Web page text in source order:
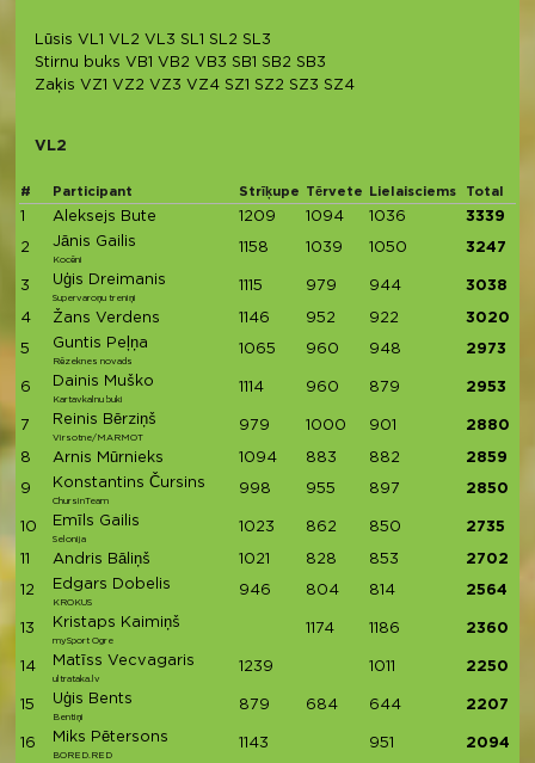
Lūsis VL1 VL2 VL3 SL1 SL2 SL3
Stirnu buks VB1 VB2 VB3 SB1 SB2 SB3
Zaķis VZ1 VZ2 VZ3 VZ4 SZ1 SZ2 SZ3 SZ4
VL2
# Participant Strīķupe Tērvete Lielaisciems Total
1 Aleksejs Bute 1209 1094 1036 3339
2 Jānis Gailis
Kocēni
1158 1039 1050 3247
3 Uģis Dreimanis
Supervaroņu treniņi
1115 979 944 3038
4 Žans Verdens 1146 952 922 3020
5 Guntis Peļņa
Rēzeknes novads
1065 960 948 2973
6 Dainis Muško
Kartavkalnu buki
1114 960 879 2953
7 Reinis Bērziņš
Virsotne/MARMOT
979 1000 901 2880
8 Arnis Mūrnieks 1094 883 882 2859
9 Konstantins Čursins
ChursinTeam
998 955 897 2850
10 Emīls Gailis
Selonija
1023 862 850 2735
11 Andris Bāliņš 1021 828 853 2702
12 Edgars Dobelis
KROKUS
946 804 814 2564
13 Kristaps Kaimiņš
mySport Ogre
1174 1186 2360
14 Matīss Vecvagaris
ultrataka.lv
1239 1011 2250
15 Uģis Bents
Bentiņi
879 684 644 2207
16 Miks Pētersons
BORED.RED
1143 951 2094